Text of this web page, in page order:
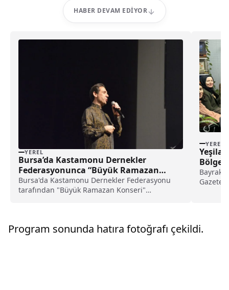
HABER DEVAM EDIYOR
YEREL
Bursa’da Kastamonu Dernekler
Federasyonunca “Büyük Ramazan
Konseri” düzenlendi haberi
Bursa'da Kastamonu Dernekler Federasyonu
tarafından "Büyük Ramazan Konseri"
okundu.Programda konuşma yapa...
YEREL
Bölge
Bayrak,
Program sonunda hatıra fotoğrafı çekildi.